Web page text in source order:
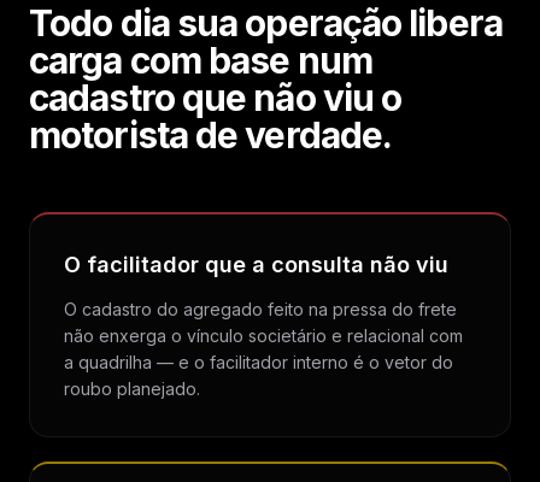
Todo dia sua operação libera
carga com base num
cadastro que não viu o
motorista de verdade.
O facilitador que a consulta não viu
O cadastro do agregado feito na pressa do frete
não enxerga o vínculo societário e relacional com
a quadrilha — e o facilitador interno é o vetor do
roubo planejado.